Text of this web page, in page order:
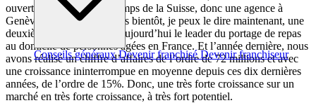
Conseils généraux Devenir franchisé Devenir franchiseur
ouverture il y a quelque temps de la Suisse, donc une agence à
Genève, et puis bientôt, très bientôt, je peux le dire maintenant, une
deuxième agence. On est aujourd’hui le leader du portage de repas
au domicile de personnes âgées en France. Et l’année dernière, nous
avons réalisé un chiffre d’affaires de l’ordre de 72 millions et avec
une croissance ininterrompue en moyenne depuis ces dix dernières
années, de l’ordre de 15%. Donc, une très forte croissance sur un
marché en très forte croissance, à très fort potentiel.